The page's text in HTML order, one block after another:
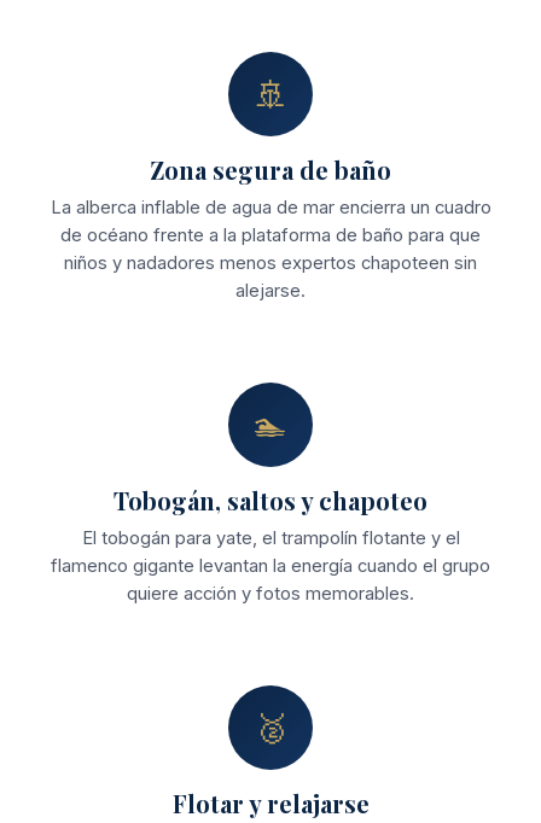
🚢
Zona segura de baño
La alberca inflable de agua de mar encierra un cuadro
de océano frente a la plataforma de baño para que
niños y nadadores menos expertos chapoteen sin
alejarse.
🏊
Tobogán, saltos y chapoteo
El tobogán para yate, el trampolín flotante y el
flamenco gigante levantan la energía cuando el grupo
quiere acción y fotos memorables.
🥈
Flotar y relajarse